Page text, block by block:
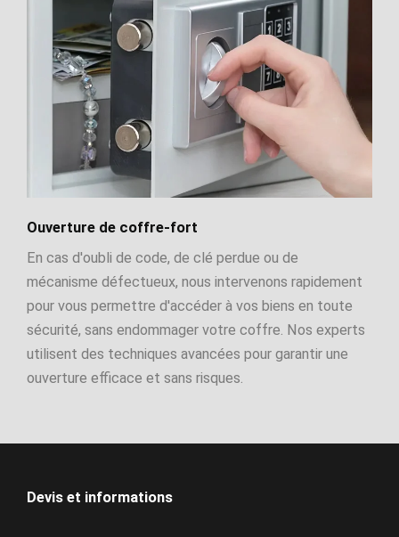
Ouverture de coffre-fort
En cas d'oubli de code, de clé perdue ou de
mécanisme défectueux, nous intervenons rapidement
pour vous permettre d'accéder à vos biens en toute
sécurité, sans endommager votre coffre. Nos experts
utilisent des techniques avancées pour garantir une
ouverture efficace et sans risques.
Devis et informations